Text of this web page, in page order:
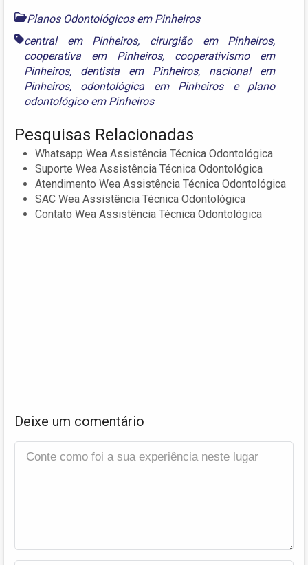
Planos Odontológicos em Pinheiros
central em Pinheiros, cirurgião em Pinheiros,
cooperativa em Pinheiros, cooperativismo em
Pinheiros, dentista em Pinheiros, nacional em
Pinheiros, odontológica em Pinheirose plano
odontológico em Pinheiros
Pesquisas Relacionadas
Whatsapp Wea Assistência Técnica Odontológica
Suporte Wea Assistência Técnica Odontológica
Atendimento Wea Assistência Técnica Odontológica
SAC Wea Assistência Técnica Odontológica
Contato Wea Assistência Técnica Odontológica
Deixe um comentário